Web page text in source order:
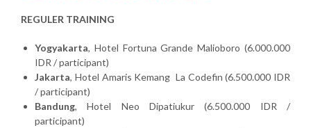
REGULER TRAINING
Yogyakarta, Hotel Fortuna Grande Malioboro (6.000.000
IDR / participant)
Jakarta, Hotel Amaris Kemang La Codefin (6.500.000 IDR
/ participant)
Bandung, Hotel Neo Dipatiukur (6.500.000 IDR /
participant)